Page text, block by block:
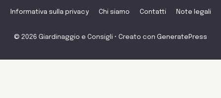
Informativa sulla privacy Chi siamo Contatti Note legali
© 2026 Giardinaggio e Consigli • Creato con GeneratePress